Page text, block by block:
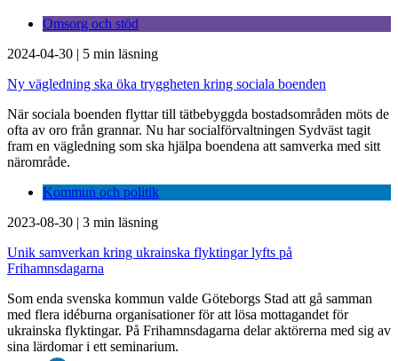
Omsorg och stöd
2024-04-30 | 5 min läsning
Ny vägledning ska öka tryggheten kring sociala boenden
När sociala boenden flyttar till tätbebyggda bostadsområden möts de
ofta av oro från grannar. Nu har socialförvaltningen Sydväst tagit
fram en vägledning som ska hjälpa boendena att samverka med sitt
närområde.
Kommun och politik
2023-08-30 | 3 min läsning
Unik samverkan kring ukrainska flyktingar lyfts på
Frihamnsdagarna
Som enda svenska kommun valde Göteborgs Stad att gå samman
med flera idéburna organisationer för att lösa mottagandet för
ukrainska flyktingar. På Frihamnsdagarna delar aktörerna med sig av
sina lärdomar i ett seminarium.